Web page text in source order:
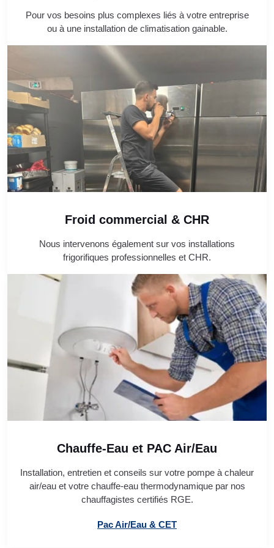
Pour vos besoins plus complexes liés à votre entreprise
ou à une installation de climatisation gainable.
Froid commercial & CHR
Nous intervenons également sur vos installations
frigorifiques professionnelles et CHR.
Chauffe-Eau et PAC Air/Eau
Installation, entretien et conseils sur votre pompe à chaleur
air/eau et votre chauffe-eau thermodynamique par nos
chauffagistes certifiés RGE.
Pac Air/Eau & CET